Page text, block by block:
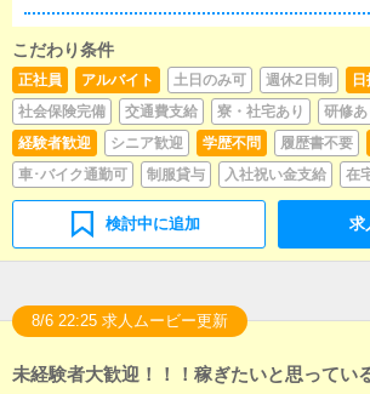
こだわり条件
正社員 アルバイト 土日のみ可 週休2日制
社会保険完備
交通費支給 寮・社宅あり 研修あ
経験者歓迎
シニア歓迎 学歴不問 履歴書不要
車･バイク通勤可
制服貸与 入社祝い金支給 在
検討中に追加 求
8/6 22:25 求人ムービー更新
未経験者大歓迎！！！稼ぎたいと思ってい